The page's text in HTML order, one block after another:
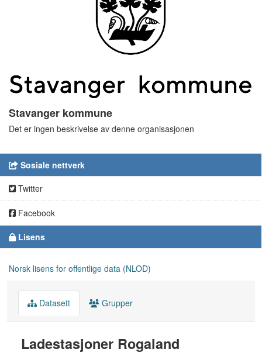
Stavanger kommune
Det er ingen beskrivelse av denne organisasjonen
Sosiale nettverk
Twitter
Facebook
Lisens
Norsk lisens for offentlige data (NLOD)
Datasett Grupper
Ladestasjoner Rogaland